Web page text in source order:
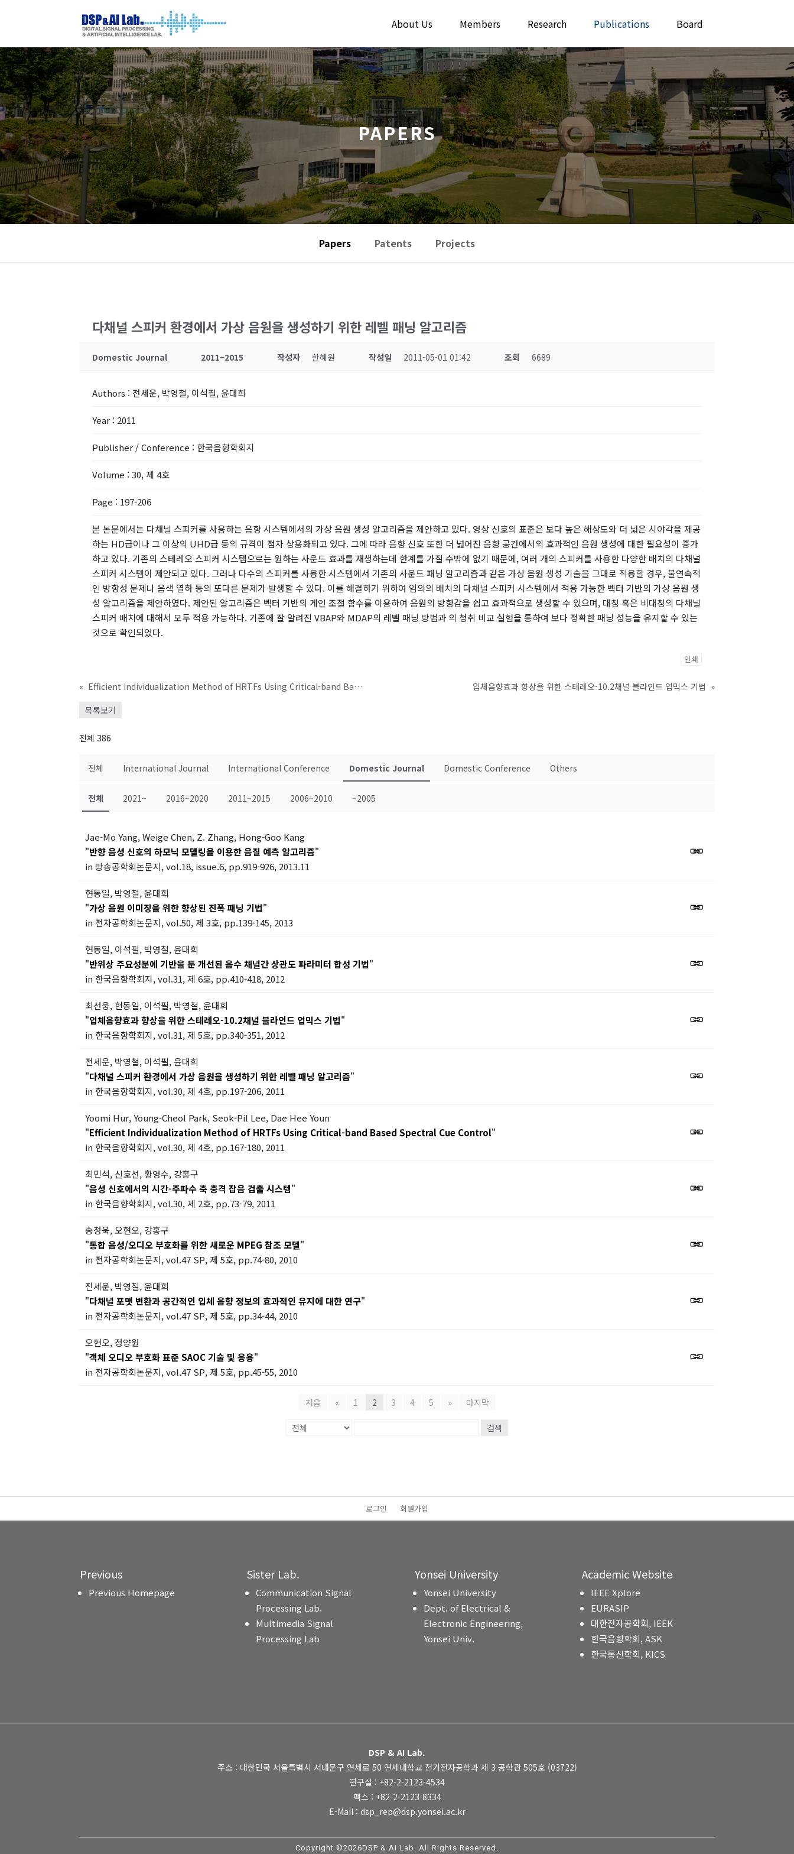
About Us Members Research Publications Board
PAPERS
Papers Patents Projects
다채널 스피커 환경에서 가상 음원을 생성하기 위한 레벨 패닝 알고리즘
Domestic Journal 2011~2015 작성자 한혜원 작성일 2011-05-01 01:42 조회 6689
Authors : 전세운, 박영철, 이석필, 윤대희
Year : 2011
Publisher / Conference : 한국음향학회지
Volume : 30, 제 4호
Page : 197-206
본 논문에서는 다채널 스피커를 사용하는 음향 시스템에서의 가상 음원 생성 알고리즘을 제안하고 있다. 영상 신호의 표준은 보다 높은 해상도와 더 넓은 시야각을 제공
하는 HD급이나 그 이상의 UHD급 등의 규격이 점차 상용화되고 있다. 그에 따라 음향 신호 또한 더 넓어진 음향 공간에서의 효과적인 음원 생성에 대한 필요성이 증가
하고 있다. 기존의 스테레오 스피커 시스템으로는 원하는 사운드 효과를 재생하는데 한계를 가질 수밖에 없기 때문에, 여러 개의 스피커를 사용한 다양한 배치의 다채널
스피커 시스템이 제안되고 있다. 그러나 다수의 스피커를 사용한 시스템에서 기존의 사운드 패닝 알고리즘과 같은 가상 음원 생성 기술을 그대로 적용할 경우, 불연속적
인 방향성 문제나 음색 열하 등의 또다른 문제가 발생할 수 있다. 이를 해결하기 위하여 임의의 배치의 다채널 스피커 시스템에서 적용 가능한 벡터 기반의 가상 음원 생
성 알고리즘을 제안하였다. 제안된 알고리즘은 벡터 기반의 게인 조절 함수를 이용하여 음원의 방향감을 쉽고 효과적으로 생성할 수 있으며, 대칭 혹은 비대칭의 다채널
스피커 배치에 대해서 모두 적용 가능하다. 기존에 잘 알려진 VBAP와 MDAP의 레벨 패닝 방법과 의 청취 비교 실험을 통하여 보다 정확한 패닝 성능을 유지할 수 있는
것으로 확인되었다.
인쇄
« Efficient Individualization Method of HRTFs Using Critical-band Based Spectral Cue Control 입체음향효과 향상을 위한 스테레오-10.2채널 블라인드 업믹스 기법 »
목록보기
전체 386
전체 International Journal International Conference Domestic Journal Domestic Conference Others
전체 2021~ 2016~2020 2011~2015 2006~2010 ~2005
Jae-Mo Yang, Weige Chen, Z. Zhang, Hong-Goo Kang
"반향 음성 신호의 하모닉 모델링을 이용한 음질 예측 알고리즘"
in 방송공학회논문지, vol.18, issue.6, pp.919-926, 2013.11
현동일, 박영철, 윤대희
"가상 음원 이미징을 위한 향상된 진폭 패닝 기법"
in 전자공학회논문지, vol.50, 제 3호, pp.139-145, 2013
현동일, 이석필, 박영철, 윤대희
"반위상 주요성분에 기반을 둔 개선된 음수 채널간 상관도 파라미터 합성 기법"
in 한국음향학회지, vol.31, 제 6호, pp.410-418, 2012
최선웅, 현동일, 이석필, 박영철, 윤대희
"입체음향효과 향상을 위한 스테레오-10.2채널 블라인드 업믹스 기법"
in 한국음향학회지, vol.31, 제 5호, pp.340-351, 2012
전세운, 박영철, 이석필, 윤대희
"다채널 스피커 환경에서 가상 음원을 생성하기 위한 레벨 패닝 알고리즘"
in 한국음향학회지, vol.30, 제 4호, pp.197-206, 2011
Yoomi Hur, Young-Cheol Park, Seok-Pil Lee, Dae Hee Youn
"Efficient Individualization Method of HRTFs Using Critical-band Based Spectral Cue Control"
in 한국음향학회지, vol.30, 제 4호, pp.167-180, 2011
최민석, 신호선, 황영수, 강홍구
"음성 신호에서의 시간-주파수 축 충격 잡음 검출 시스템"
in 한국음향학회지, vol.30, 제 2호, pp.73-79, 2011
송정욱, 오현오, 강홍구
"통합 음성/오디오 부호화를 위한 새로운 MPEG 참조 모델"
in 전자공학회논문지, vol.47 SP, 제 5호, pp.74-80, 2010
전세운, 박영철, 윤대희
"다채널 포맷 변환과 공간적인 입체 음향 정보의 효과적인 유지에 대한 연구"
in 전자공학회논문지, vol.47 SP, 제 5호, pp.34-44, 2010
오현오, 정양원
"객체 오디오 부호화 표준 SAOC 기술 및 응용"
in 전자공학회논문지, vol.47 SP, 제 5호, pp.45-55, 2010
처음 « 1 2 3 4 5 » 마지막
검색
로그인 회원가입
Previous
Previous Homepage
Sister Lab.
Communication Signal
Processing Lab.
Multimedia Signal
Processing Lab
Yonsei University
Yonsei University
Dept. of Electrical &
Electronic Engineering,
Yonsei Univ.
Academic Website
IEEE Xplore
EURASIP
대한전자공학회, IEEK
한국음향학회, ASK
한국통신학회, KICS
DSP & AI Lab.
주소 : 대한민국 서울특별시 서대문구 연세로 50 연세대학교 전기전자공학과 제 3 공학관 505호 (03722)
연구실 : +82-2-2123-4534
팩스 : +82-2-2123-8334
E-Mail : dsp_rep@dsp.yonsei.ac.kr
Copyright ©2026DSP & AI Lab. All Rights Reserved.